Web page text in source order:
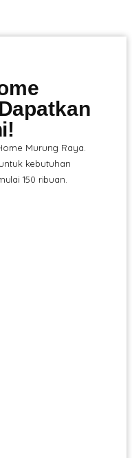
Murung Raya.
kebutuhan
150 ribuan.